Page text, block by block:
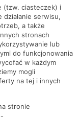
(tzw. ciasteczek) i
serwisu,
a także
stronach
lub
do funkcjonowania
w każdym
mogli
na tej i innych
stronie